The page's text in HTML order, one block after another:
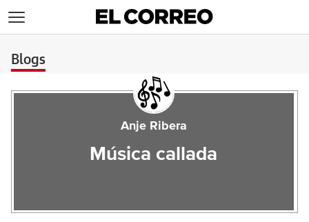
Blogs
Anje Ribera
Música callada